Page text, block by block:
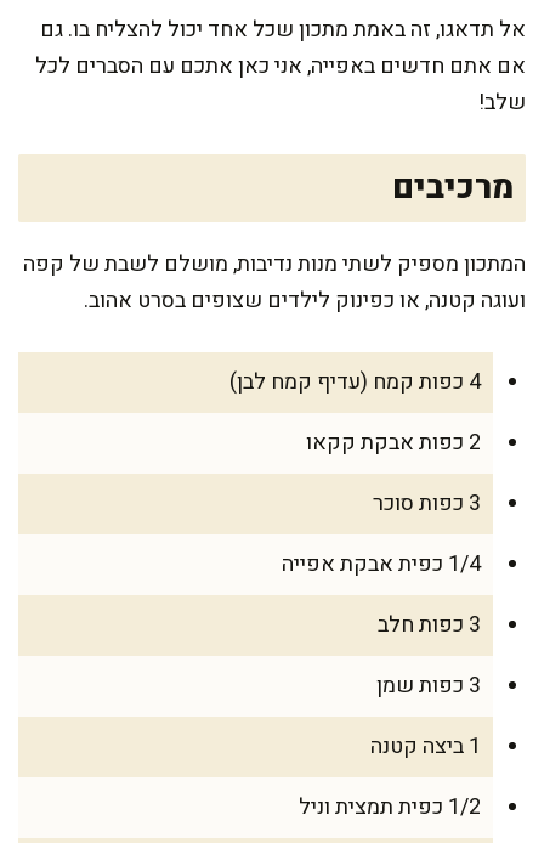
אל תדאגו, זה באמת מתכון שכל אחד יכול להצליח בו. גם
אם אתם חדשים באפייה, אני כאן אתכם עם הסברים לכל
שלב!
מרכיבים
המתכון מספיק לשתי מנות נדיבות, מושלם לשבת של קפה
ועוגה קטנה, או כפינוק לילדים שצופים בסרט אהוב.
4 כפות קמח (עדיף קמח לבן)
2 כפות אבקת קקאו
3 כפות סוכר
1/4 כפית אבקת אפייה
3 כפות חלב
3 כפות שמן
1 ביצה קטנה
1/2 כפית תמצית וניל